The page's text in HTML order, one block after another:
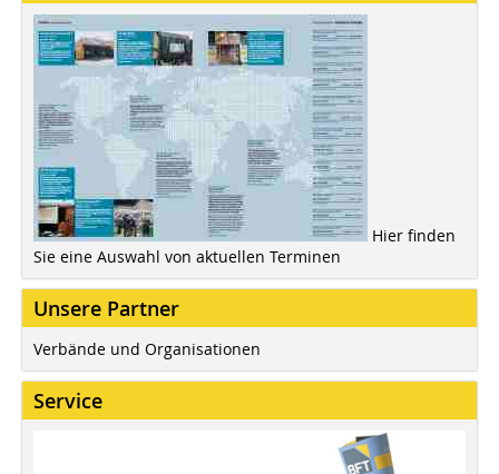
Hier finden
Sie eine Auswahl von aktuellen Terminen
Unsere Partner
Verbände und Organisationen
Service